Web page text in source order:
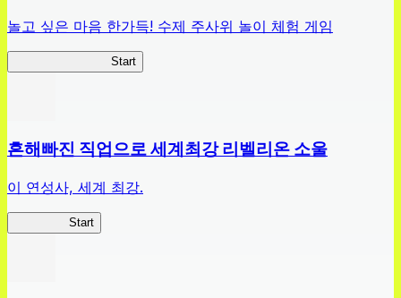
놀고 싶은 마음 한가득! 수제 주사위 놀이 체험 게임
Start
흔해빠진 직업으로 세계최강 리벨리온 소울
이 연성사, 세계 최강.
Start